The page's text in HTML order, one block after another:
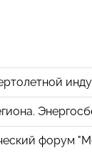
форум